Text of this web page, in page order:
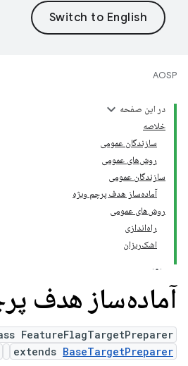
AOSP
در این صفحه
خلاصه
سازندگان عمومی
روش‌های عمومی
سازندگان عمومی
آماده‌ساز هدف پرچم ویژه
روش‌های عمومی
راه‌اندازی
اشک‌ریزان
آماده‌ساز هدف
FeatureFlagTargetPreparer
extends BaseTargetPreparer